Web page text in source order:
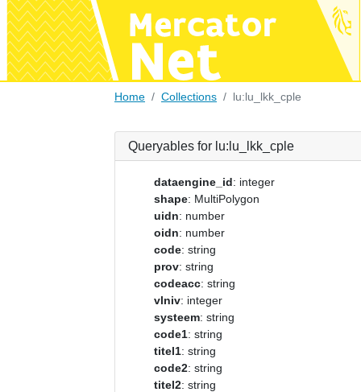
Home Collections lu:lu_lkk_cple
Queryables for lu:lu_lkk_cple
dataengine_id: integer
shape: MultiPolygon
uidn: number
oidn: number
code: string
prov: string
codeacc: string
vlniv: integer
systeem: string
code1: string
titel1: string
code2: string
titel2: string